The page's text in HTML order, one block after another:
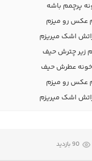
پرچمم باشه
عکس رو میزم
اشک میریزم
زیر چترش حیف
خونه عطرش حیف
عکس رو میزم
اشک میریزم
90 بازدید